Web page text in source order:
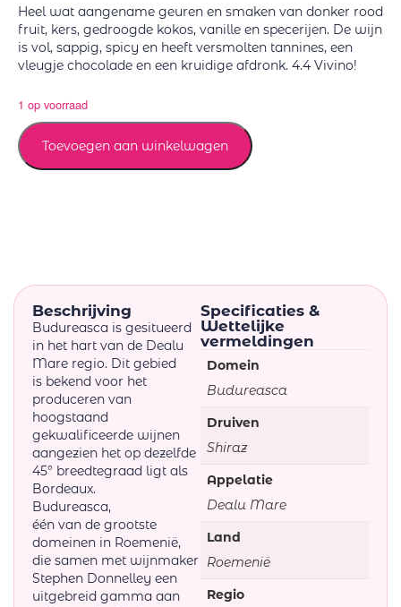
Heel wat aangename geuren en smaken van donker rood
fruit, kers, gedroogde kokos, vanille en specerijen. De wijn
is vol, sappig, spicy en heeft versmolten tannines, een
vleugje chocolade en een kruidige afdronk. 4.4 Vivino!
1 op voorraad
Toevoegen aan winkelwagen
Beschrijving
Budureasca is gesitueerd
in het hart van de Dealu
Mare regio. Dit gebied
is bekend voor het
produceren van
hoogstaand
gekwalificeerde wijnen
aangezien het op dezelfde
45° breedtegraad ligt als
Bordeaux.
Budureasca,
één van de grootste
domeinen in Roemenië,
die samen met wijnmaker
Stephen Donnelley een
uitgebreid gamma aan
Specificaties &
Wettelijke
vermeldingen
Domein
Budureasca
Druiven
Shiraz
Appelatie
Dealu Mare
Land
Roemenië
Regio